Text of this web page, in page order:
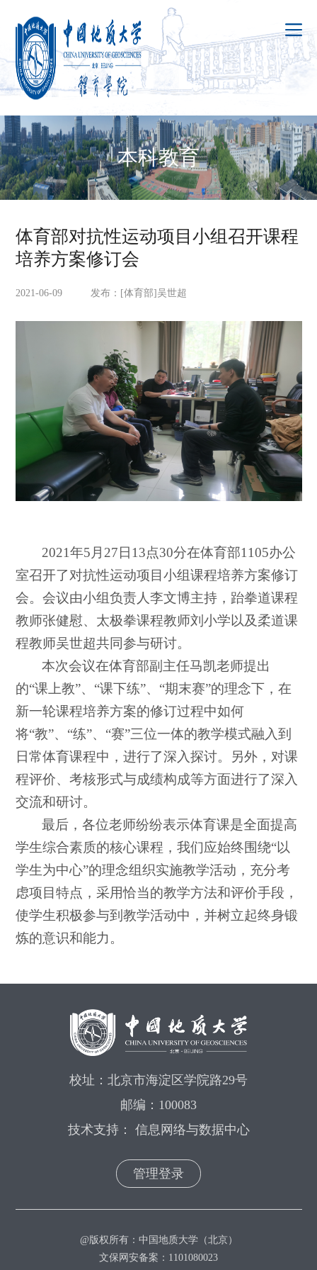
本科教育
体育部对抗性运动项目小组召开课程
培养方案修订会
2021-06-09 发布：[体育部]吴世超
2021年5月27日13点30分在体育部1105办公
室召开了对抗性运动项目小组课程培养方案修订
会。会议由小组负责人李文博主持，跆拳道课程
教师张健慰、太极拳课程教师刘小学以及柔道课
程教师吴世超共同参与研讨。
本次会议在体育部副主任马凯老师提出
的“课上教”、“课下练”、“期末赛”的理念下，在
新一轮课程培养方案的修订过程中如何
将“教”、“练”、“赛”三位一体的教学模式融入到
日常体育课程中，进行了深入探讨。另外，对课
程评价、考核形式与成绩构成等方面进行了深入
交流和研讨。
最后，各位老师纷纷表示体育课是全面提高
学生综合素质的核心课程，我们应始终围绕“以
学生为中心”的理念组织实施教学活动，充分考
虑项目特点，采用恰当的教学方法和评价手段，
使学生积极参与到教学活动中，并树立起终身锻
炼的意识和能力。
校址：北京市海淀区学院路29号
邮编：100083
技术支持： 信息网络与数据中心
管理登录
@版权所有：中国地质大学（北京）
文保网安备案：1101080023